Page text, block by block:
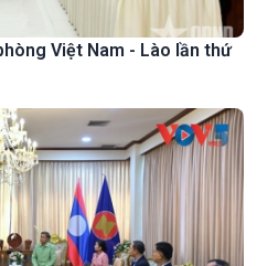
Việt Nam - Lào lần thứ